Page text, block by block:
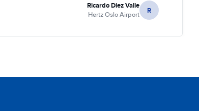
R
Ricardo Diez Valle
Hertz Oslo Airport